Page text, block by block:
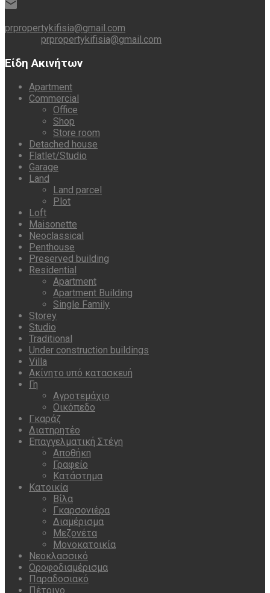
prpropertykifisia@gmail.com
prpropertykifisia@gmail.com
Είδη Ακινήτων
Apartment
Commercial
Office
Shop
Store room
Detached house
Flatlet/Studio
Garage
Land
Land parcel
Plot
Loft
Maisonette
Neoclassical
Penthouse
Preserved building
Residential
Apartment
Apartment Building
Single Family
Storey
Studio
Traditional
Under construction buildings
Villa
Ακίνητο υπό κατασκευή
Γη
Αγροτεμάχιο
Οικόπεδο
Γκαράζ
Διατηρητέο
Επαγγελματική Στέγη
Αποθήκη
Γραφείο
Κατάστημα
Κατοικία
Βίλα
Γκαρσονιέρα
Διαμέρισμα
Μεζονέτα
Μονοκατοικία
Νεοκλασσικό
Οροφοδιαμέρισμα
Παραδοσιακό
Πέτρινο